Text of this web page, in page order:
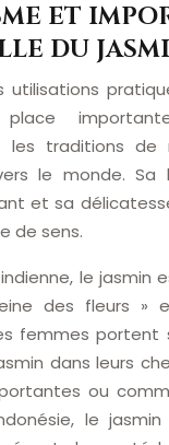
ET
DU
utilisations
les traditions de
le monde. Sa
et sa
de sens.
le jasmin
des fleurs »
femmes portent
dans leurs
ou
le